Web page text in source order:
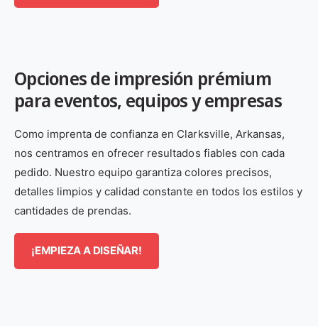
Opciones de impresión prémium
para eventos, equipos y empresas
Como imprenta de confianza en Clarksville, Arkansas,
nos centramos en ofrecer resultados fiables con cada
pedido. Nuestro equipo garantiza colores precisos,
detalles limpios y calidad constante en todos los estilos y
cantidades de prendas.
¡EMPIEZA A DISEÑAR!